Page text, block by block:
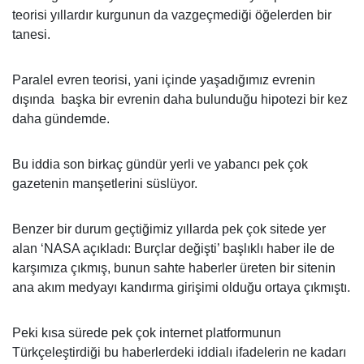
teorisi yıllardır kurgunun da vazgeçmediği öğelerden bir
tanesi.
Paralel evren teorisi, yani içinde yaşadığımız evrenin
dışında başka bir evrenin daha bulunduğu hipotezi bir kez
daha gündemde.
Bu iddia son birkaç gündür yerli ve yabancı pek çok
gazetenin manşetlerini süslüyor.
Benzer bir durum geçtiğimiz yıllarda pek çok sitede yer
alan ‘NASA açıkladı: Burçlar değişti’ başlıklı haber ile de
karşımıza çıkmış, bunun sahte haberler üreten bir sitenin
ana akım medyayı kandırma girişimi olduğu ortaya çıkmıştı.
Peki kısa sürede pek çok internet platformunun
Türkçeleştirdiği bu haberlerdeki iddialı ifadelerin ne kadarı